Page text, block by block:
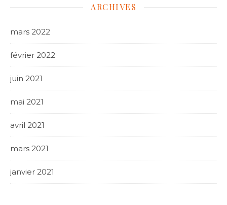
ARCHIVES
mars 2022
février 2022
juin 2021
mai 2021
avril 2021
mars 2021
janvier 2021